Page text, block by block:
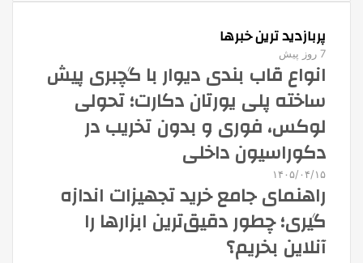
پربازدید ترین خبرها
7 روز پیش
انواع قاب بندی دیوار با گچبری پیش
ساخته پلی یورتان دکارت؛ تحولی
لوکس، فوری و بدون تخریب در
دکوراسیون داخلی
۱۴۰۵/۰۴/۱۵
راهنمای جامع خرید تجهیزات اندازه
گیری؛ چطور دقیق‌ترین ابزارها را
آنلاین بخریم؟